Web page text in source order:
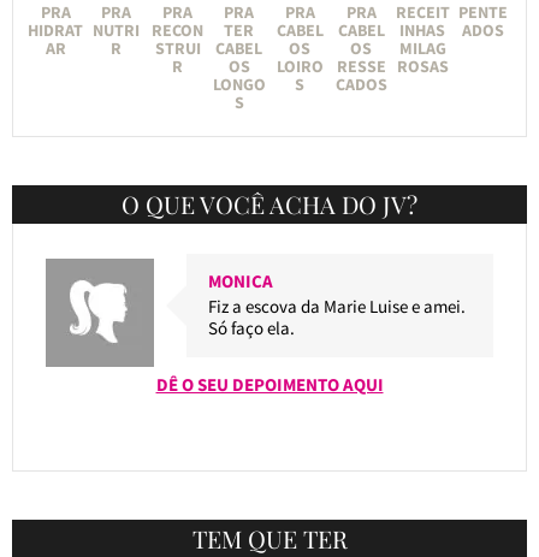
PRA
HIDRAT
AR
PRA
NUTRI
R
PRA
RECON
STRUI
R
PRA
TER
CABEL
OS
LONGO
S
PRA
CABEL
OS
LOIRO
S
PRA
CABEL
OS
RESSE
CADOS
RECEIT
INHAS
MILAG
ROSAS
PENTE
ADOS
O QUE VOCÊ ACHA DO JV?
MONICA
Fiz a escova da Marie Luise e amei.
Só faço ela.
DÊ O SEU DEPOIMENTO AQUI
TEM QUE TER